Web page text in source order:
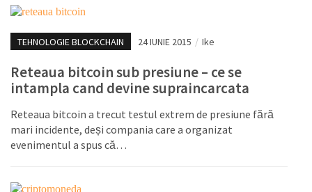
TEHNOLOGIE BLOCKCHAIN 24 IUNIE 2015 / Ike
Reteaua bitcoin sub presiune – ce se
intampla cand devine supraincarcata
Reteaua bitcoin a trecut testul extrem de presiune fără
mari incidente, deși compania care a organizat
evenimentul a spus că…